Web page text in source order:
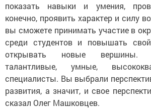
показать навыки и умения,
конечно, проявить характер и силу
вы сможете принимать участие в
среди студентов и повышать
открывать новые вершины.
талантливые, умные,
специалисты. Вы выбрали
развития, а значит, и свое
сказал Олег Машковцев.